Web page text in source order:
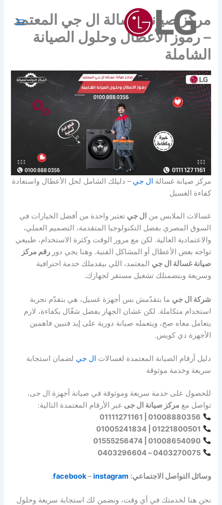
المحتوى
مركز صيانة غسالة ال جي المعتمد
– رموز الأعطال وحلول الصيانة
الشاملة
مركز صيانة غسالة ال جي – دليلك الشامل لحل الأعطال واستعادة
كفاءة الغسيل
غسالات الملابس من ال جي تعتبر واحدة من أفضل الخيارات في
السوق المصري بفضل التكنولوجيا المتقدمة، التصميم العملي،
والاعتمادية العالية. لكن مع مرور الوقت وكثرة الاستخدام، طبيعي
تواجه بعض الأعطال أو المشاكل الفنية. وهنا يجي دوررقم مركز
صيانة غسالة ال جي المعتمد، اللي بيقدملك خدمة احترافية
وسريعة وبتضمنلك تشغيل مستقر لجهازك.
شركة ال جي ما بتقدّمش بس أجهزة غسيل، هي بتقدّم تجربة
استخدام متكاملة. لكن عشان الجهاز يفضل شغّال بكفاءة، لازم
يتعامل معاه صح، ويتعمله صيانة دورية على إيد فنيين فاهمين
الأجهزة دي كويس.
دليل أرقام الصيانة المعتمدة لغسالات ال جي لضمان استجابة
سريعة وخدمة موثوقة
للحصول على خدمة سريعة وموثوقة في صيانة أجهزة ال جى،
تواصل معمركز صيانة ال جى عبر الأرقام المعتمدة التالية:
01008880356 | 01111271161
01221800501 | 01005241834
01008654090 | 01555256474
0403270075 – 0403296604
وسائل التواصل الاجتماعي: facebook–instagram
.
نحن هنا لخدمتك في أي وقت، ونضمن لك استجابة سريعة وحلول